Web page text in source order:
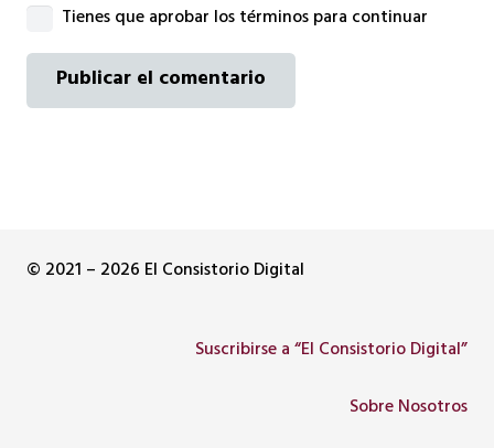
Tienes que aprobar los términos para continuar
Publicar el comentario
© 2021 – 2026 El Consistorio Digital
Suscribirse a “El Consistorio Digital”
Sobre Nosotros